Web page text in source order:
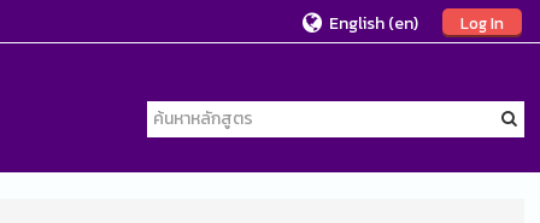
Log In
English ‎(en)‎